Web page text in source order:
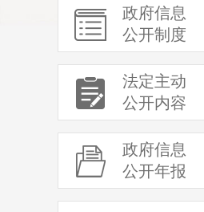
政府信息
公开制度
法定主动
公开内容
政府信息
公开年报